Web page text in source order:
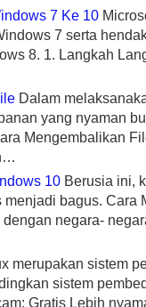
7 Ke 10
7 serta
8. 1. Langkah
Dalam
yang nyaman
Mengembalikan
10 Berusia ini,
menjadi bagus. Cara
negara-
merupakan sistem
sistem
Gratis Lebih